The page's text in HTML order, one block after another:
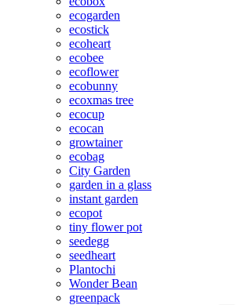
ecogarden
ecostick
ecoheart
ecobee
ecoflower
ecobunny
ecoxmas tree
ecocup
ecocan
growtainer
ecobag
City Garden
garden in a glass
instant garden
ecopot
tiny flower pot
seedegg
seedheart
Plantochi
Wonder Bean
greenpack